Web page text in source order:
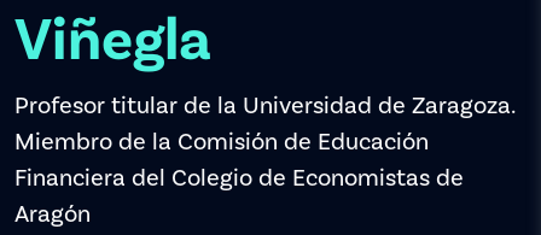
Viñegla
Profesor titular de la Universidad de Zaragoza.
Miembro de la Comisión de Educación
Financiera del Colegio de Economistas de
Aragón